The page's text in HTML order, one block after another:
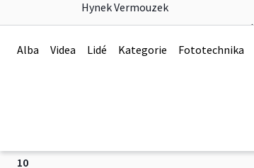
Alba Videa Lidé Kategorie Fototechnika
Hynek Vermouzek
podzim v Podyjí
10